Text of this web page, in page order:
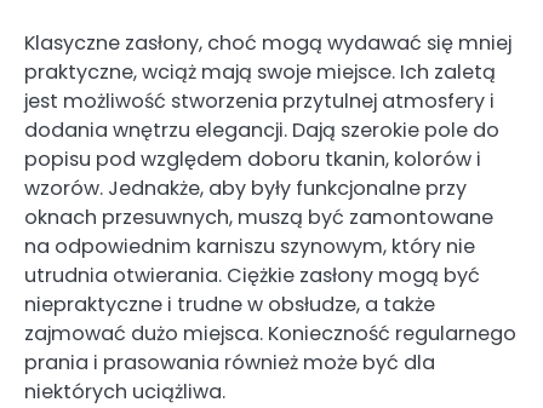
Klasyczne zasłony, choć mogą wydawać się mniej
praktyczne, wciąż mają swoje miejsce. Ich zaletą
jest możliwość stworzenia przytulnej atmosfery i
dodania wnętrzu elegancji. Dają szerokie pole do
popisu pod względem doboru tkanin, kolorów i
wzorów. Jednakże, aby były funkcjonalne przy
oknach przesuwnych, muszą być zamontowane
na odpowiednim karniszu szynowym, który nie
utrudnia otwierania. Ciężkie zasłony mogą być
niepraktyczne i trudne w obsłudze, a także
zajmować dużo miejsca. Konieczność regularnego
prania i prasowania również może być dla
niektórych uciążliwa.